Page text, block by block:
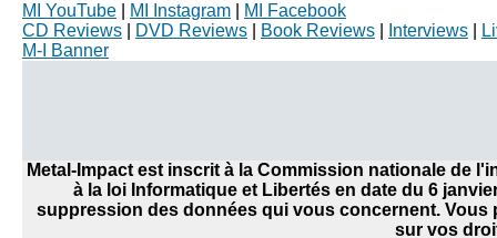
MI YouTube
MI Instagram
MI Facebook
CD Reviews
DVD Reviews Book Reviews Interviews
M-I Banner
Metal-Impact est inscrit à la Commission nationale de
à la loi Informatique et Libertés en date du 6
suppression des données qui vous concernent.
sur vos